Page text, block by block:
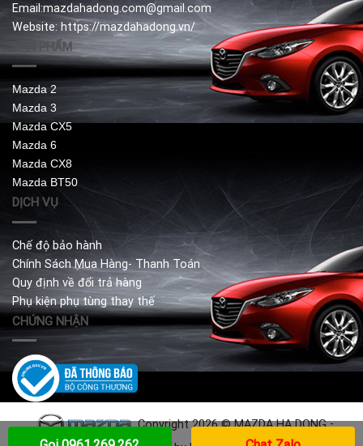
Email:mazdahadong.com@gmail.com
Website: https://mazdahadong.vn/
SẢN PHẨM
Mazda 2
Mazda 3
Mazda CX5
Mazda 6
Mazda CX8
Mazda BT50
DỊCH VỤ
Chế độ bảo hành
Chính Sách Mua Hàng- Thanh Toán
Quy định về đổi trả hàng
Phụ kiện phụ tùng thay thế
CHỨNG NHẬN
Copyright 2026 © MAZDA HA DONG -